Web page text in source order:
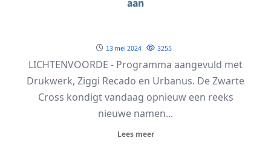
aan
13 mei 2024 3255
LICHTENVOORDE - Programma aangevuld met
Drukwerk, Ziggi Recado en Urbanus. De Zwarte
Cross kondigt vandaag opnieuw een reeks
nieuwe namen...
Lees meer